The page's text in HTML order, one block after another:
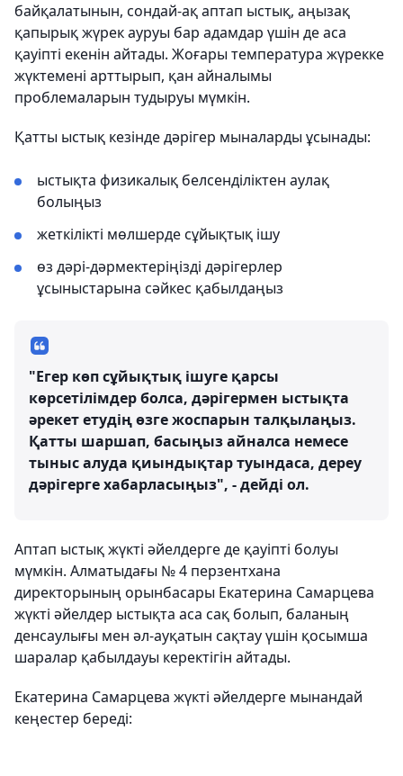
байқалатынын, сондай-ақ аптап ыстық, аңызақ
қапырық жүрек ауруы бар адамдар үшін де аса
қауіпті екенін айтады. Жоғары температура жүрекке
жүктемені арттырып, қан айналымы
проблемаларын тудыруы мүмкін.
Қатты ыстық кезінде дәрігер мыналарды ұсынады:
ыстықта физикалық белсенділіктен аулақ
болыңыз
жеткілікті мөлшерде сұйықтық ішу
өз дәрі-дәрмектеріңізді дәрігерлер
ұсыныстарына сәйкес қабылдаңыз
"Егер көп сұйықтық ішуге қарсы
көрсетілімдер болса, дәрігермен ыстықта
әрекет етудің өзге жоспарын талқылаңыз.
Қатты шаршап, басыңыз айналса немесе
тыныс алуда қиындықтар туындаса, дереу
дәрігерге хабарласыңыз", - дейді ол.
Аптап ыстық жүкті әйелдерге де қауіпті болуы
мүмкін. Алматыдағы № 4 перзентхана
директорының орынбасары Екатерина Самарцева
жүкті әйелдер ыстықта аса сақ болып, баланың
денсаулығы мен әл-ауқатын сақтау үшін қосымша
шаралар қабылдауы керектігін айтады.
Екатерина Самарцева жүкті әйелдерге мынандай
кеңестер береді: